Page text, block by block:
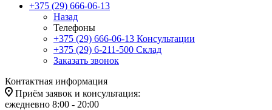
+375 (29) 666-06-13
Назад
Телефоны
+375 (29) 666-06-13 Консультации
+375 (29) 6-211-500 Склад
Заказать звонок
Контактная информация
Приём заявок и консультация:
ежедневно 8:00 - 20:00